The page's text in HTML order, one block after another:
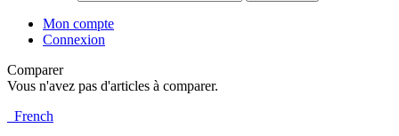
Mon compte
Connexion
Comparer
Vous n'avez pas d'articles à comparer.
French